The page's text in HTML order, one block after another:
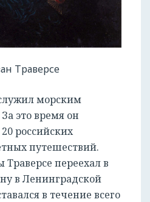
Траверсе
морским
это время он
российских
путешествий.
переехал в
в Ленинградской
в течение всего